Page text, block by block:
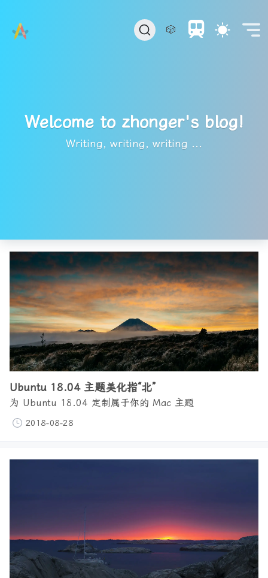
🎲
Welcome to zhonger's blog!
Writing, writing, writing ...
Ubuntu 18.04 主题美化指“北”
为 Ubuntu 18.04 定制属于你的 Mac 主题
2018-08-28